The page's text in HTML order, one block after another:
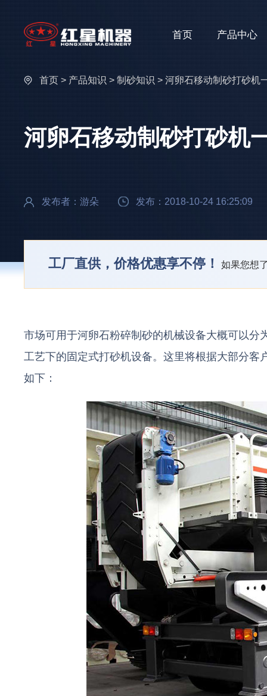
首页 产品中心
首页 > 产品知识 >制砂知识 > 河卵石移动制砂打砂机
河卵石移动制砂打砂机
发布者：游朵 发布：2018-10-24 16:25:09
工厂直供，价格优惠享不停！ 如果您想
市场可用于河卵石粉碎制砂的机械设备大概可以分
工艺下的固定式打砂机设备。这里将根据大部分
如下：